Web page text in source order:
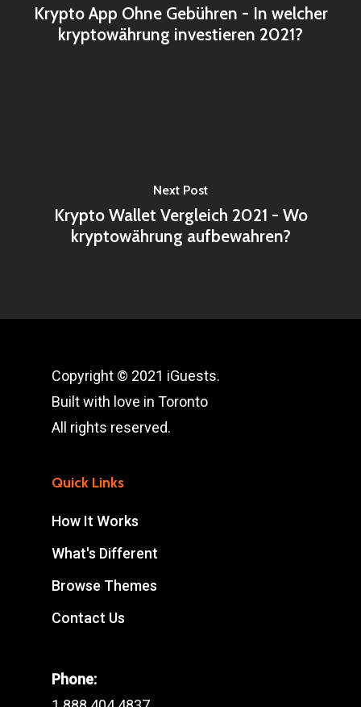
Krypto App Ohne Gebühren - In welcher
kryptowährung investieren 2021?
Next Post
Krypto Wallet Vergleich 2021 - Wo
kryptowährung aufbewahren?
Copyright © 2021 iGuests.
Built with love in Toronto
All rights reserved.
Quick Links
How It Works
What's Different
Browse Themes
Contact Us
Phone: